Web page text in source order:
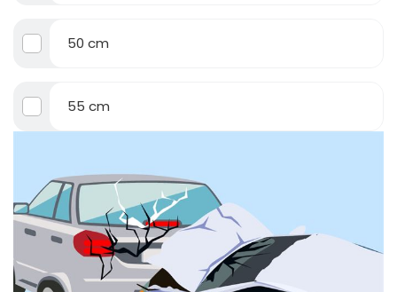
50 cm
55 cm